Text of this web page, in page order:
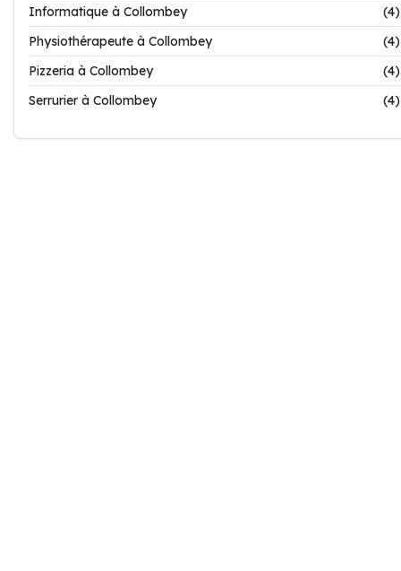
Informatique à Collombey
(4)
Physiothérapeute à Collombey
(4)
Pizzeria à Collombey
(4)
Serrurier à Collombey
(4)